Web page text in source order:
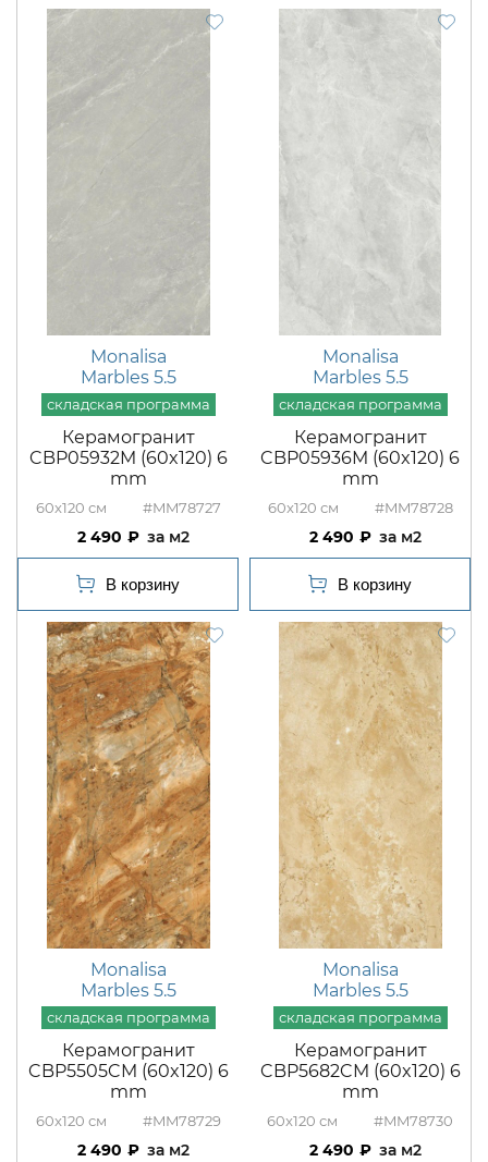
Monalisa
Marbles 5.5
Керамогранит
CBP05932M (60x120) 6
mm
60x120 #MM78727
2 490 м2
Monalisa
Marbles 5.5
Керамогранит
CBP05936M (60x120) 6
mm
60x120 #MM78728
2 490 м2
Monalisa
Marbles 5.5
Керамогранит
CBP5505CM (60x120) 6
mm
60x120 #MM78729
2 490 м2
Monalisa
Marbles 5.5
Керамогранит
CBP5682CM (60x120) 6
mm
60x120 #MM78730
2 490 м2